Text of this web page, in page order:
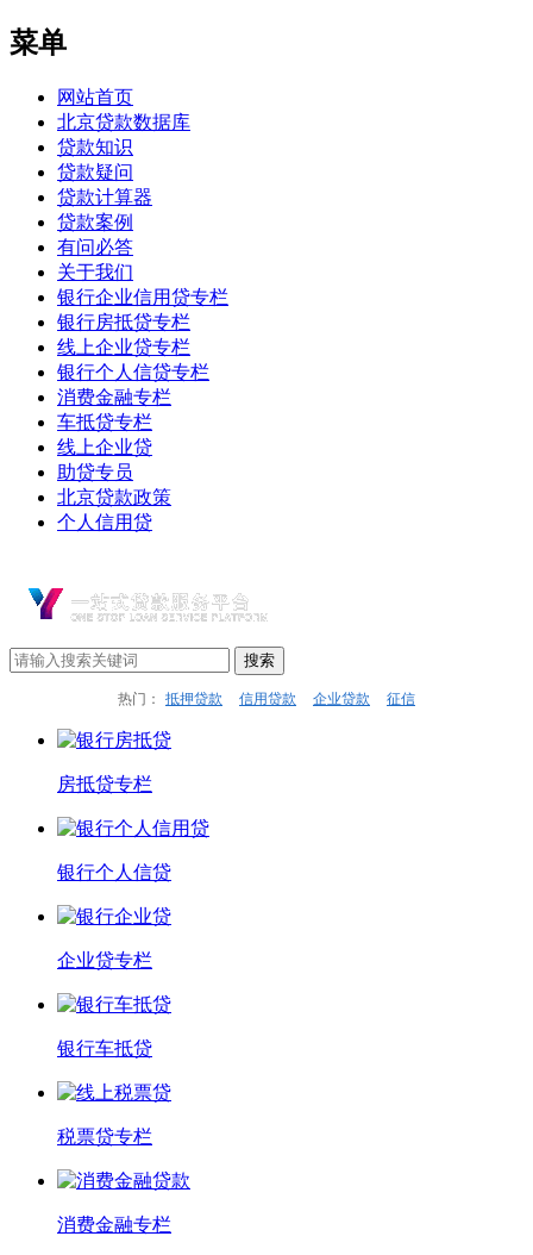
菜单
网站首页
北京贷款数据库
贷款知识
贷款疑问
贷款计算器
贷款案例
有问必答
关于我们
银行企业信用贷专栏
银行房抵贷专栏
线上企业贷专栏
银行个人信贷专栏
消费金融专栏
车抵贷专栏
线上企业贷
助贷专员
北京贷款政策
个人信用贷
热门： 抵押贷款 信用贷款 企业贷款 征信
房抵贷专栏
银行个人信贷
企业贷专栏
银行车抵贷
税票贷专栏
消费金融专栏